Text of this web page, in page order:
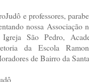
e professores,
nossa Associação
Igreja São Pedro,
da Escola
de Bairro da